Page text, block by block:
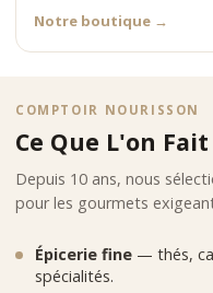
Notre boutique →
COMPTOIR NOURISSON
Ce Que L'on Fait
Depuis 10 ans, nous
pour les gourmets
Épicerie fine — thés,
spécialités.